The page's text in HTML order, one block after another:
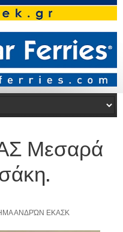
Μεσαρά
ΑΝΔΡΏΝ ΕΚΑΣΚ